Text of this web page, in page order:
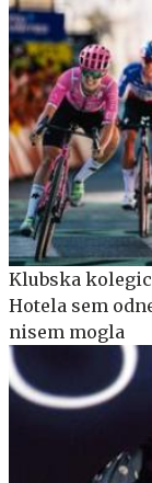
Klubska
Hotela sem
nisem mogla